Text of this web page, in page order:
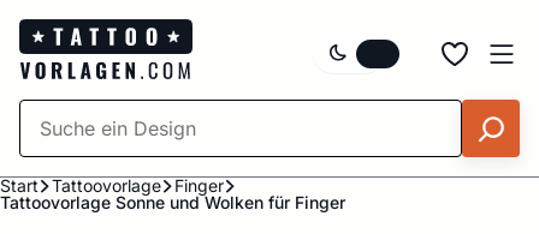
Zum
Inhalt
springen
Start Tattoovorlage
Finger
Tattoovorlage Sonne und Wolken für Finger